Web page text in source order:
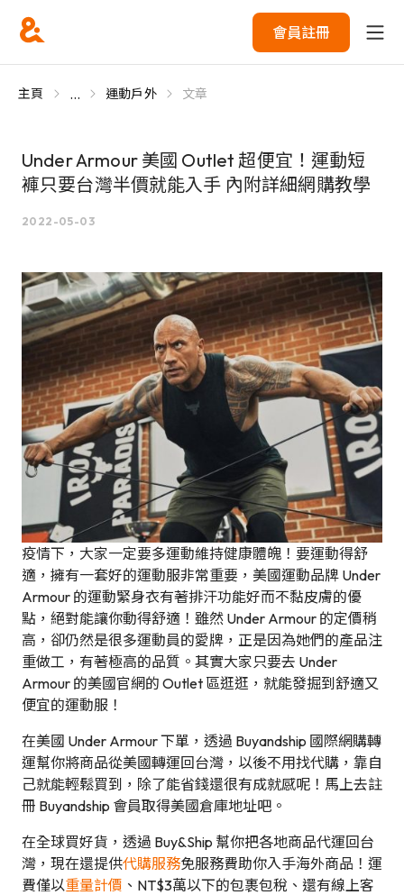
會員註冊
主頁 ... 運動戶外 文章
Under Armour 美國 Outlet 超便宜！運動短
褲只要台灣半價就能入手 內附詳細網購教學
2022-05-03
疫情下，大家一定要多運動維持健康體魄！要運動得舒
適，擁有一套好的運動服非常重要，美國運動品牌 Under
Armour 的運動緊身衣有著排汗功能好而不黏皮膚的優
點，絕對能讓你動得舒適！雖然 Under Armour 的定價稍
高，卻仍然是很多運動員的愛牌，正是因為她們的產品注
重做工，有著極高的品質。其實大家只要去 Under
Armour 的美國官網的 Outlet 區逛逛，就能發掘到舒適又
便宜的運動服！
在美國 Under Armour 下單，透過 Buyandship 國際網購轉
運幫你將商品從美國轉運回台灣，以後不用找代購，靠自
己就能輕鬆買到，除了能省錢還很有成就感呢！馬上去註
冊 Buyandship 會員取得美國倉庫地址吧。
在全球買好貨，透過 Buy&Ship 幫你把各地商品代運回台
灣，現在還提供代購服務免服務費助你入手海外商品！運
費僅以重量計價 、NT$3萬以下的包裹包稅、還有線上客